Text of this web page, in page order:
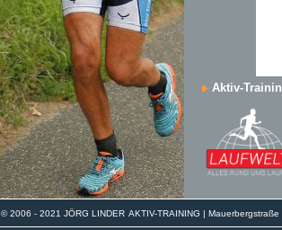
Aktiv-
© 2006 - 2021 JÖRG LINDER AKTIV-TRAINING |